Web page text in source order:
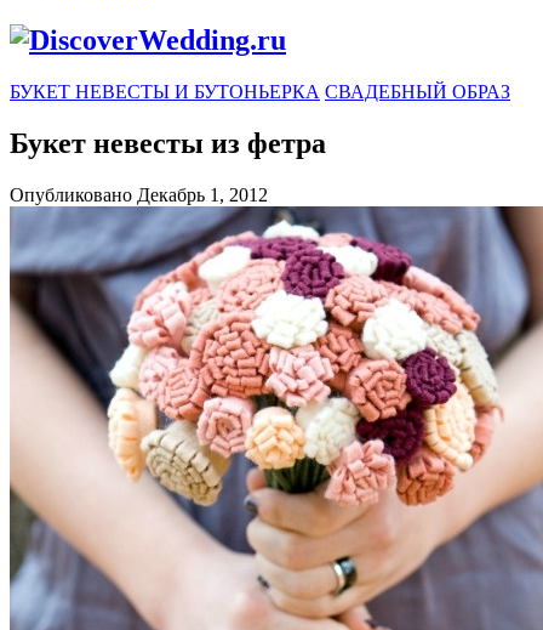
БУКЕТ НЕВЕСТЫ И БУТОНЬЕРКА СВАДЕБНЫЙ ОБРАЗ
Букет невесты из фетра
Опубликовано Декабрь 1, 2012